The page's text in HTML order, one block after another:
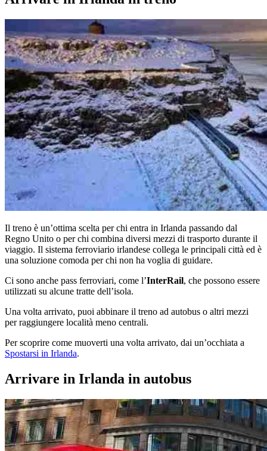
Il treno è un’ottima scelta per chi entra in Irlanda passando dal
Regno Unito o per chi combina diversi mezzi di trasporto durante il
viaggio. Il sistema ferroviario irlandese collega le principali città ed è
una soluzione comoda per chi non ha voglia di guidare.
Ci sono anche pass ferroviari, come l’InterRail, che possono essere
utilizzati su alcune tratte dell’isola.
Una volta arrivato, puoi abbinare il treno ad autobus o altri mezzi
per raggiungere località meno centrali.
Per scoprire come muoverti una volta arrivato, dai un’occhiata a
Spostarsi in Irlanda.
Arrivare in Irlanda in autobus